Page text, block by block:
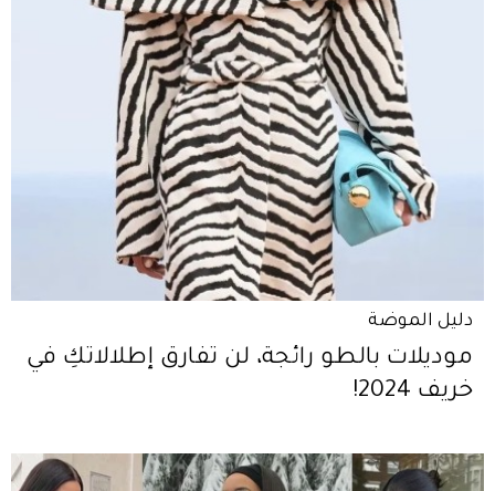
دليل الموضة
موديلات بالطو رائجة، لن تفارق إطلالاتكِ في
خريف 2024!